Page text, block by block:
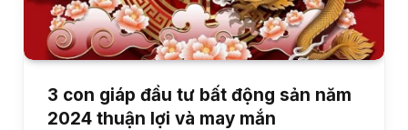
3 con giáp đầu tư bất động sản năm
2024 thuận lợi và may mắn